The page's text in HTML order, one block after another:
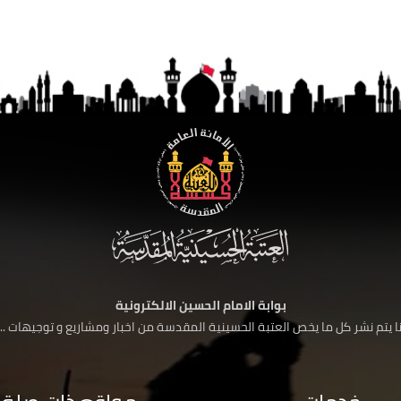
بوابة الامام الحسين الالكترونية
يتم نشر كل ما يخص العتبة الحسينية المقدسة من اخبار ومشاريع و توجيهات